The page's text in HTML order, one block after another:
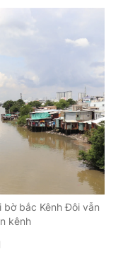
bờ bắc Kênh Đôi vẫn
kênh